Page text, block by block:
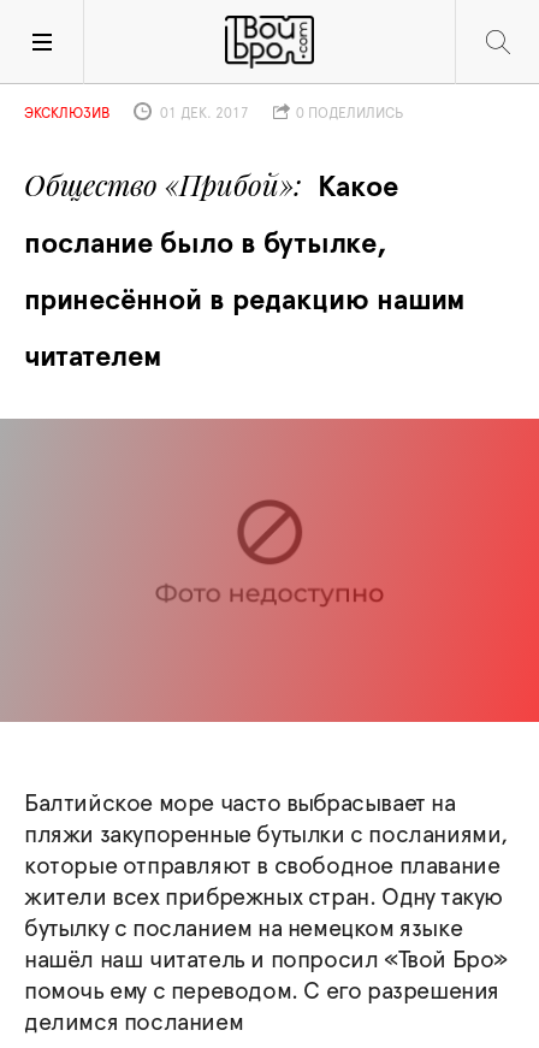
Общество «Прибой»
Какое
послание было в бутылке,
принесённой в редакцию нашим
читателем
ЭКСКЛЮЗИВ 01 ДЕК. 2017 0 ПОДЕЛИЛИСЬ
Балтийское море часто выбрасывает на
пляжи закупоренные бутылки с посланиями,
которые отправляют в свободное плавание
жители всех прибрежных стран. Одну такую
бутылку с посланием на немецком языке
нашёл наш читатель и попросил «Твой Бро»
помочь ему с переводом. С его разрешения
делимся посланием